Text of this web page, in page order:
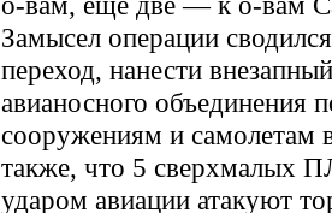
Замысел операции
переход, нанести
авианосного объединения
сооружениям и самолетам
также, что 5 сверхмалых
ударом авиации атакуют